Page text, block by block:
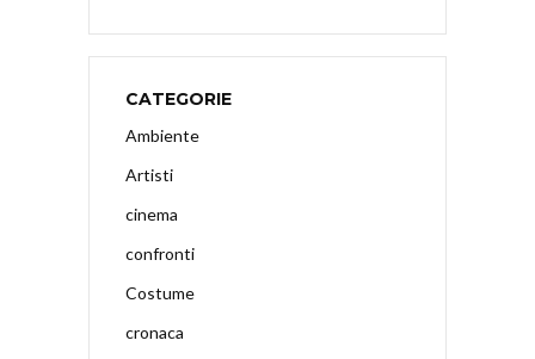
CATEGORIE
Ambiente
Artisti
cinema
confronti
Costume
cronaca